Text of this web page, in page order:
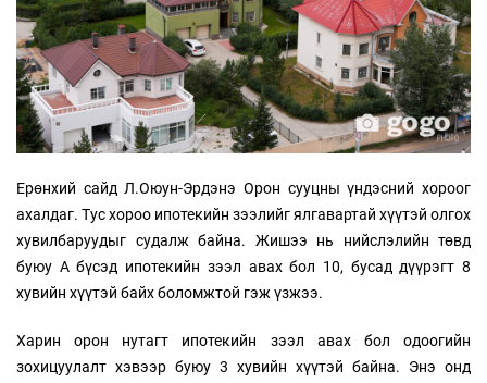
Ерөнхий сайд Л.Оюун-Эрдэнэ Орон сууцны үндэсний хороог
ахалдаг. Тус хороо ипотекийн зээлийг ялгавартай хүүтэй олгох
хувилбаруудыг судалж байна. Жишээ нь нийслэлийн төвд
буюу А бүсэд ипотекийн зээл авах бол 10, бусад дүүрэгт 8
хувийн хүүтэй байх боломжтой гэж үзжээ.
Харин орон нутагт ипотекийн зээл авах бол одоогийн
зохицуулалт хэвээр буюу 3 хувийн хүүтэй байна. Энэ онд